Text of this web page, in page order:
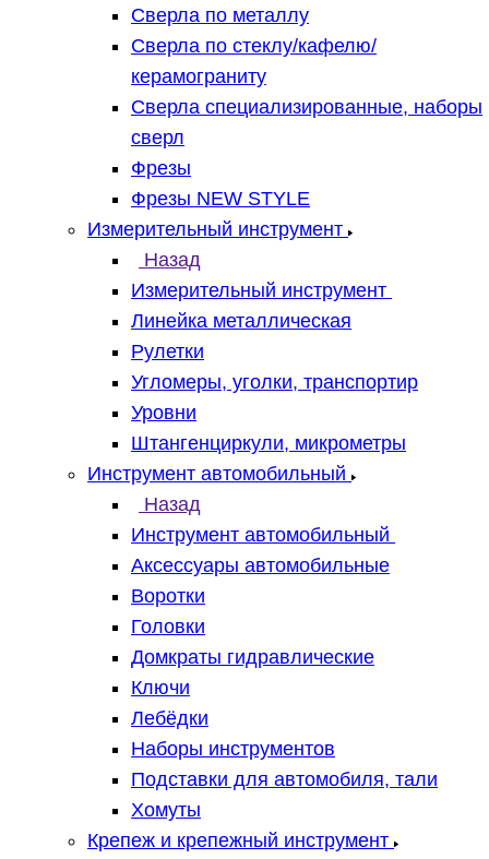
Сверла по металлу
Сверла по стеклу/кафелю/
керамограниту
Сверла специализированные, наборы
сверл
Фрезы
Фрезы NEW STYLE
Измерительный инструмент
Назад
Измерительный инструмент
Линейка металлическая
Рулетки
Угломеры, уголки, транспортир
Уровни
Штангенциркули, микрометры
Инструмент автомобильный
Назад
Инструмент автомобильный
Аксессуары автомобильные
Воротки
Головки
Домкраты гидравлические
Ключи
Лебёдки
Наборы инструментов
Подставки для автомобиля, тали
Хомуты
Крепеж и крепежный инструмент